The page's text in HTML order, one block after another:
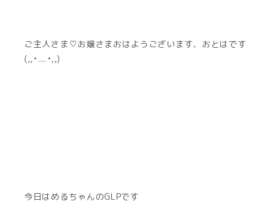
ご主人さま♡お嬢さまおはようございます、おとはです
(,,•﹏•,,)
今日はめるちゃんのGLPです